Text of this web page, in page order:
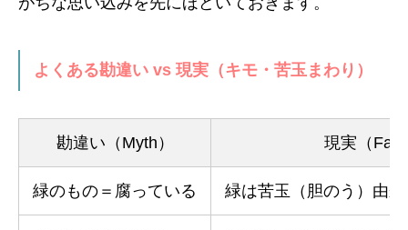
よくある勘違い vs 現実（キモ・苦玉まわり）
勘違い（Myth） 現実（
緑のもの＝腐っている 緑は苦玉（胆のう）由